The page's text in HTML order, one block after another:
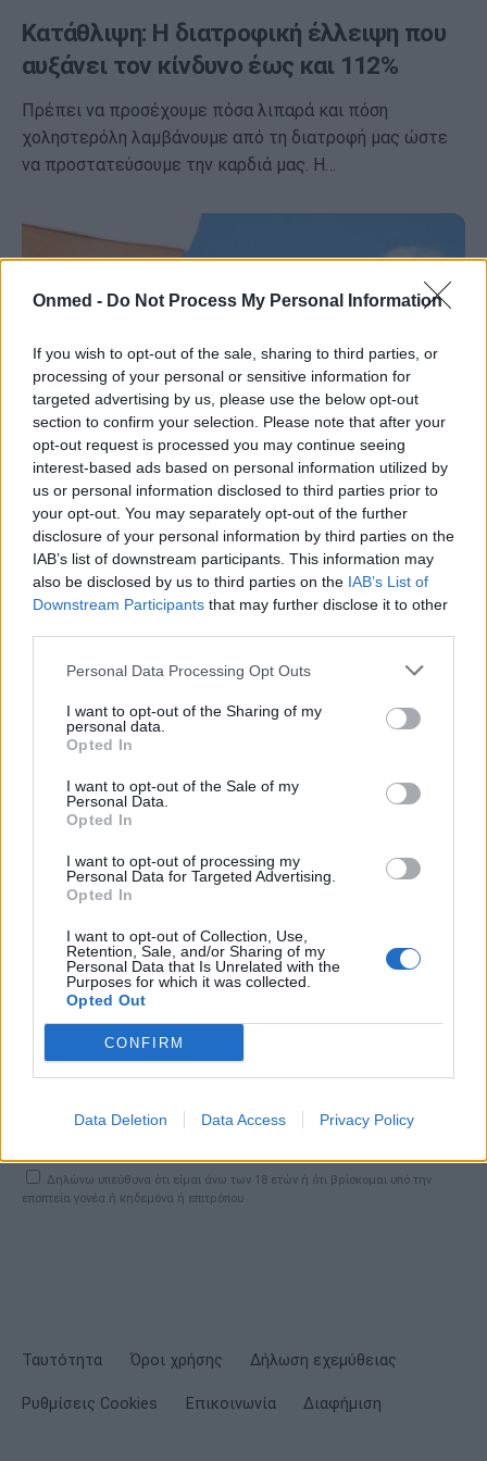
Onmed - Do Not Process My Personal Information
If you wish to opt-out of the sale, sharing to third parties, or
processing of your personal or sensitive information for
targeted advertising by us, please use the below opt-out
section to confirm your selection. Please note that after your
opt-out request is processed you may continue seeing
interest-based ads based on personal information utilized by
us or personal information disclosed to third parties prior to
your opt-out. You may separately opt-out of the further
disclosure of your personal information by third parties on the
IAB’s list of downstream participants. This information may
also be disclosed by us to third parties on the IAB’s List of
Downstream Participants that may further disclose it to other
Personal Data Processing Opt Outs
I want to opt-out of the Sharing of my
personal data.
Opted In
I want to opt-out of the Sale of my
Personal Data.
Opted In
I want to opt-out of processing my
Personal Data for Targeted Advertising.
Opted In
I want to opt-out of Collection, Use,
Retention, Sale, and/or Sharing of my
Personal Data that Is Unrelated with the
Purposes for which it was collected.
Opted Out
CONFIRM
Data Deletion Data Access Privacy Policy
Κατάθλιψη: Η διατροφική έλλειψη που
αυξάνει τον κίνδυνο έως και 112%
Πρέπει να προσέχουμε πόσα λιπαρά και πόση
χοληστερόλη λαμβάνουμε από τη διατροφή μας ώστε
να προστατεύσουμε την καρδιά μας. Η…
Διατροφή & αδυνάτισμα: Οι τροφές που
μετατρέπουν το «κακό» σε «καλό»
λίπος
συγκεκριμένη κατηγορία τροφών βοηθά ώστε…
Εγγραφή στο Newsletter
Σημαντικά νέα για την υγεία στο mail σας καθημερινά
ΕΓΓΡΑΦΗ
Έχω διαβάσει, κατανοώ και αποδέχομαι τους όρους χρήσης και τη
Δηλώνω υπεύθυνα ότι είμαι άνω των 18 ετών ή ότι βρίσκομαι υπό την
εποπτεία γονέα ή κηδεμόνα ή επιτρόπου
Ταυτότητα Όροι χρήσης Δήλωση εχεμύθειας
Ρυθμίσεις Cookies Επικοινωνία Διαφήμιση